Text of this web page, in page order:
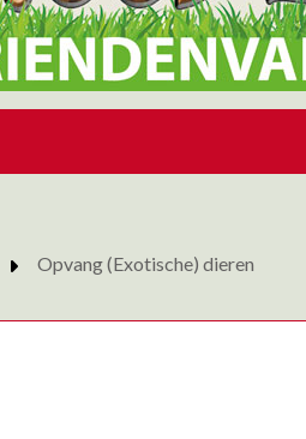
Opvang (Exotische) dieren